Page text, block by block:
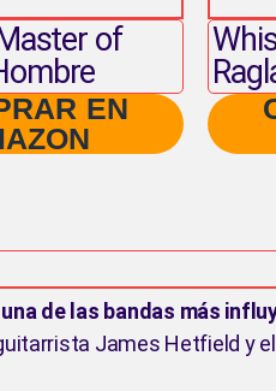
of
EN
de las bandas más
James Hetfield y